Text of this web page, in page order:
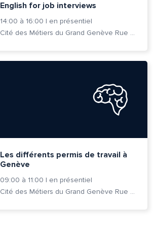
English for job interviews
14:00 à 16:00 | en présentiel
Cité des Métiers du Grand Genève Rue Prévost-Martin 6 1205 Genève
Les différents permis de travail à
Genève
09:00 à 11:00 | en présentiel
Cité des Métiers du Grand Genève Rue Prévost-Martin 6 1205 Genève